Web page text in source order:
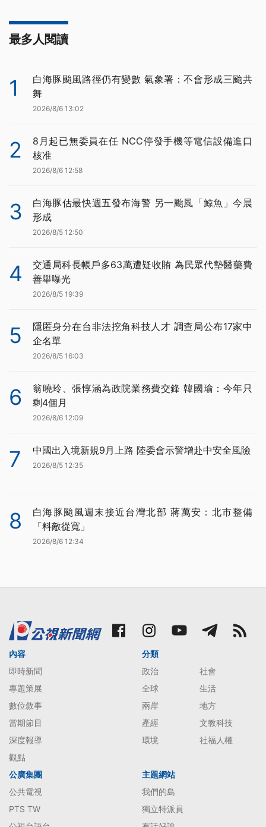
最多人閱讀
1
白海豚颱風路徑仍有變數 氣象署：不會形成三颱共
舞
2026/8/6 13:02
2
8月起已無委員在任 NCC停發手機等電信設備進口
核准
2026/8/6 12:58
3
白海豚估最快週五發布海警 另一颱風「鯨魚」今晨
形成
2026/8/5 12:50
4
交通局科長帳戶多63萬遭疑收賄 為民眾代墊醫藥費
善舉曝光
2026/8/5 19:39
5
隱匿身分在台非法挖角科技人才 調查局公布17家中
企名單
2026/8/5 16:03
6
翁曉玲、張惇涵為政院業務費交鋒 韓國瑜：今年只
剩4個月
2026/8/6 12:09
7 中國出入境新規9月上路 陸委會示警增赴中安全風險
2026/8/5 12:35
8
白海豚颱風週末接近台灣北部 蔣萬安：北市整備
「料敵從寬」
2026/8/6 12:34
內容
即時新聞
專題策展
數位敘事
當期節目
深度報導
觀點
分類
政治
社會
全球
生活
兩岸
地方
產經
文教科技
環境
社福人權
公廣集團
公共電視
PTS TW
主題網站
我們的島
獨立特派員